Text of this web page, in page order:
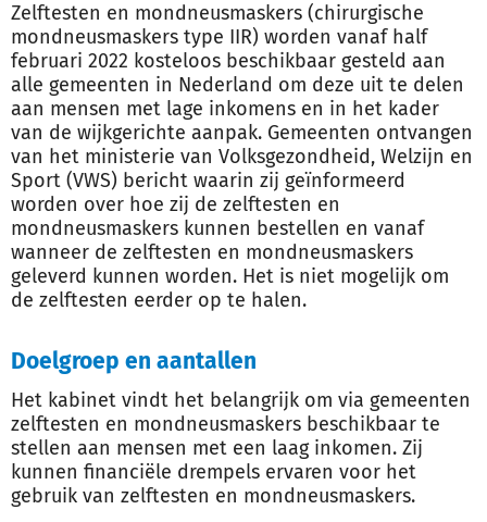
Zelftesten en mondneusmaskers (chirurgische
mondneusmaskers type IIR) worden vanaf half
februari 2022 kosteloos beschikbaar gesteld aan
alle gemeenten in Nederland om deze uit te delen
aan mensen met lage inkomens en in het kader
van de wijkgerichte aanpak. Gemeenten ontvangen
van het ministerie van Volksgezondheid, Welzijn en
Sport (VWS) bericht waarin zij geïnformeerd
worden over hoe zij de zelftesten en
mondneusmaskers kunnen bestellen en vanaf
wanneer de zelftesten en mondneusmaskers
geleverd kunnen worden. Het is niet mogelijk om
de zelftesten eerder op te halen.
Doelgroep en aantallen
Het kabinet vindt het belangrijk om via gemeenten
zelftesten en mondneusmaskers beschikbaar te
stellen aan mensen met een laag inkomen. Zij
kunnen financiële drempels ervaren voor het
gebruik van zelftesten en mondneusmaskers.